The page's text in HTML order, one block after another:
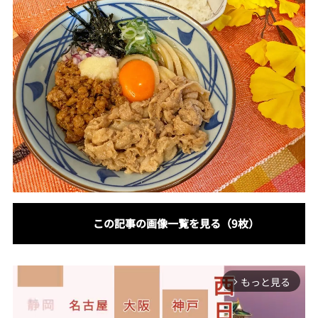
この記事の画像一覧を見る（9枚）
arrow_forward_ios もっと見る